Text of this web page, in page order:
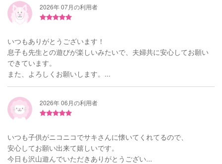
2026年 07月の利用者
いつもありがとうございます！
息子も先生との遊びが楽しいみたいで、夫婦共に安心してお願い
できています。
また、よろしくお願いします。...
2026年 06月の利用者
いつも子供がニコニコでサキさんに懐いてくれてるので、
安心してお願い出来て嬉しいです。
今日も沢山遊んでいただきありがとうござい...